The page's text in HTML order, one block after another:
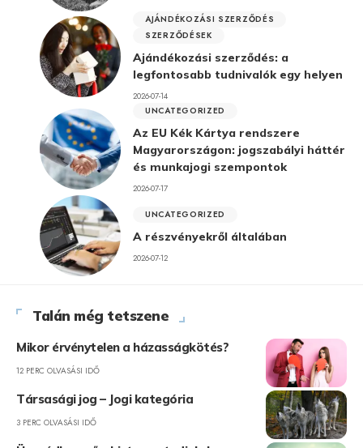
AJÁNDÉKOZÁSI SZERZŐDÉS
SZERZŐDÉSEK
Ajándékozási szerződés: a
legfontosabb tudnivalók egy helyen
2026-07-14
UNCATEGORIZED
Az EU Kék Kártya rendszere
Magyarországon: jogszabályi háttér
és munkajogi szempontok
2026-07-17
UNCATEGORIZED
A részvényekről általában
2026-07-12
Talán még tetszene
Mikor érvénytelen a házasságkötés?
12 PERC OLVASÁSI IDŐ
Társasági jog – Jogi kategória
3 PERC OLVASÁSI IDŐ